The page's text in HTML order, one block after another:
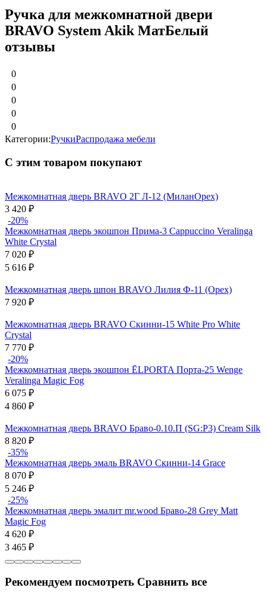
Ручка для межкомнатной двери
BRAVO System Akik МатБелый
отзывы
0
0
0
0
0
Категории:РучкиРаспродажа мебели
С этим товаром покупают
Межкомнатная дверь BRAVO 2Г Л-12 (МиланОрех)
3 420 ₽
-20%
Межкомнатная дверь экошпон Прима-3 Cappuccino Veralinga
White Сrystal
7 020 ₽
5 616 ₽
Межкомнатная дверь шпон BRAVO Лилия Ф-11 (Орех)
7 920 ₽
Межкомнатная дверь BRAVO Скинни-15 White Pro White
Сrystal
7 770 ₽
-20%
Межкомнатная дверь экошпон ĒLPORTA Порта-25 Wenge
Veralinga Magic Fog
6 075 ₽
4 860 ₽
Межкомнатная дверь BRAVO Браво-0.10.П (SG:P3) Cream Silk
8 820 ₽
-35%
Межкомнатная дверь эмаль BRAVO Скинни-14 Grace
8 070 ₽
5 246 ₽
-25%
Межкомнатная дверь эмалит mr.wood Браво-28 Grey Matt
Magic Fog
4 620 ₽
3 465 ₽
Рекомендуем посмотреть Сравнить все